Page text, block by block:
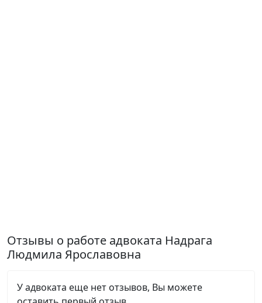
Отзывы о работе адвоката Надрага
Людмила Ярославовна
У адвоката еще нет отзывов, Вы можете